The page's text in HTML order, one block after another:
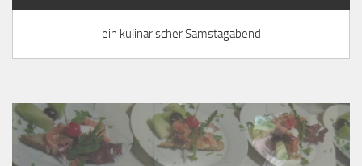
ein kulinarischer Samstagabend